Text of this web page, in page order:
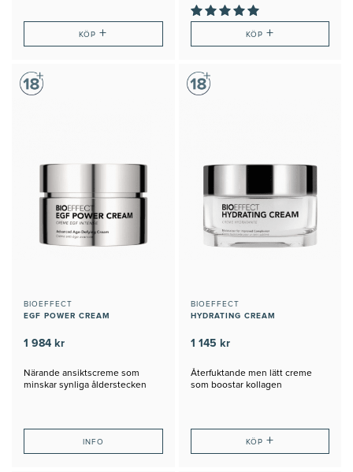
KÖP+ KÖP +
BIOEFFECT
EGF POWER CREAM
1 984 kr
Närande ansiktscreme som
minskar synliga ålderstecken
INFO
BIOEFFECT
HYDRATING CREAM
1 145 kr
Återfuktande men lätt creme
som boostar kollagen
KÖP +